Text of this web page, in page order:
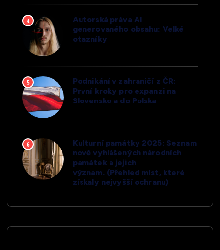
4
Autorská práva AI
generovaného obsahu: Velké
otazníky
5
Podnikání v zahraničí z ČR:
První kroky pro expanzi na
Slovensko a do Polska
6
Kulturní památky 2025: Seznam
nově vyhlášených národních
památek a jejich
význam. (Přehled míst, které
získaly nejvyšší ochranu)